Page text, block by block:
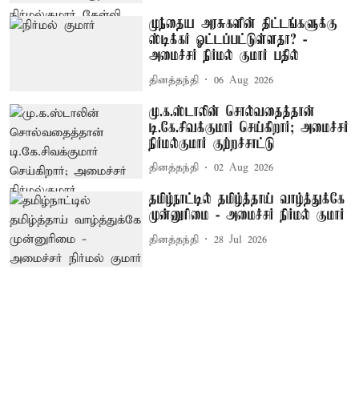
முந்தைய அரசுகளின் திட்டங்களுக்கு
ஸ்டிக்கர் ஓட்டப்பட்டுள்ளதா? -
அமைச்சர் நிர்மல் குமார் பதில்
தினத்தந்தி 06 Aug 2026
மு.க.ஸ்டாலின் சொல்வதைத்தான்
டி.கே.சிவக்குமார் செய்கிறார்; அமைச்சர்
நிர்மல்குமார் குற்றச்சாட்டு
தினத்தந்தி 02 Aug 2026
தமிழ்நாட்டில் தமிழ்த்தாய் வாழ்த்துக்கே
முன்னுரிமை - அமைச்சர் நிர்மல் குமார்
தினத்தந்தி 28 Jul 2026